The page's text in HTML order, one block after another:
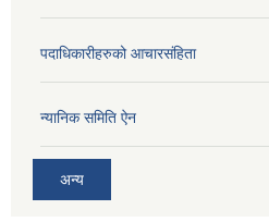
पदाधिकारीहरुको आचारसंहिता
न्यानिक समिति ऐन
अन्य